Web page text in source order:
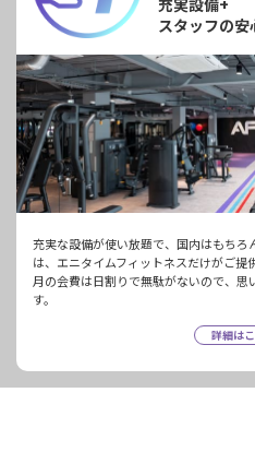
充実設備+
スタッフの安
充実な設備が使い放題で、国内はもち
は、エニタイムフィットネスだけがご提
月の会費は日割りで無駄がないので、思
す。
詳細は